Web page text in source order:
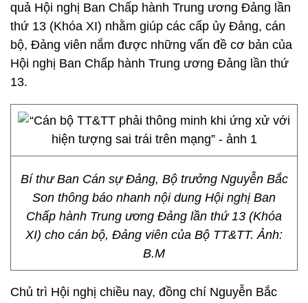
quả Hội nghị Ban Chấp hành Trung ương Đảng lần
thứ 13 (Khóa XI) nhằm giúp các cấp ủy Đảng, cán
bộ, Đảng viên nắm được những vấn đề cơ bản của
Hội nghị Ban Chấp hành Trung ương Đảng lần thứ
13.
Bí thư Ban Cán sự Đảng, Bộ trưởng Nguyễn Bắc
Son thông báo nhanh nội dung Hội nghị Ban
Chấp hành Trung ương Đảng lần thứ 13 (Khóa
XI) cho cán bộ, Đảng viên của Bộ TT&TT. Ảnh:
B.M
Chủ trì Hội nghị chiều nay, đồng chí Nguyễn Bắc